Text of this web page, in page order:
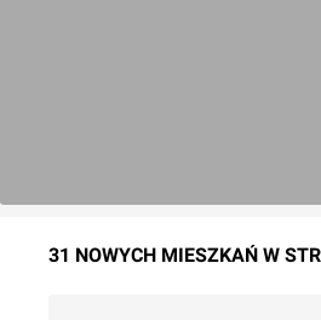
31 NOWYCH MIESZKAŃ W